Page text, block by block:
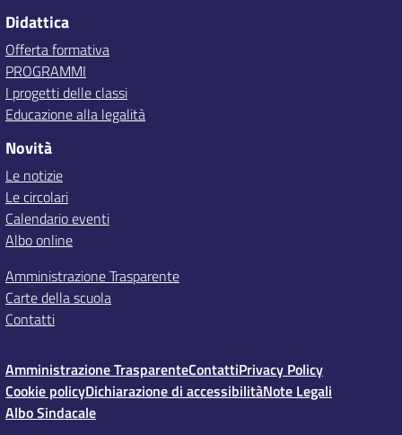
Didattica
Offerta formativa
PROGRAMMI
I progetti delle classi
Educazione alla legalità
Novità
Le notizie
Le circolari
Calendario eventi
Albo online
Amministrazione Trasparente
Carte della scuola
Contatti
Amministrazione TrasparenteContattiPrivacy Policy
Cookie policyDichiarazione di accessibilitàNote Legali
Albo Sindacale